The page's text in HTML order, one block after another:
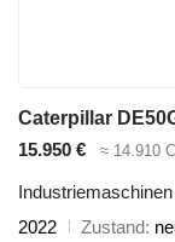
15.950 € ≈ 14.910
2022
Zustand